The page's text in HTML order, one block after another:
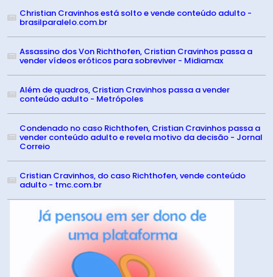
Christian Cravinhos está solto e vende conteúdo adulto -
brasilparalelo.com.br
Assassino dos Von Richthofen, Cristian Cravinhos passa a
vender vídeos eróticos para sobreviver - Midiamax
Além de quadros, Cristian Cravinhos passa a vender
conteúdo adulto - Metrópoles
Condenado no caso Richthofen, Cristian Cravinhos passa a
vender conteúdo adulto e revela motivo da decisão - Jornal
Correio
Cristian Cravinhos, do caso Richthofen, vende conteúdo
adulto - tmc.com.br